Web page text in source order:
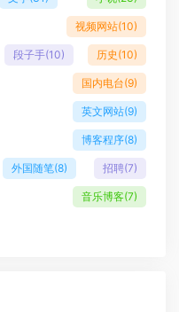
视频网站(10)
段子手(10) 历史 (10)
国内电台(9)
英文网站(9)
博客程序(8)
外国随笔(8) 招聘(7)
音乐博客(7)